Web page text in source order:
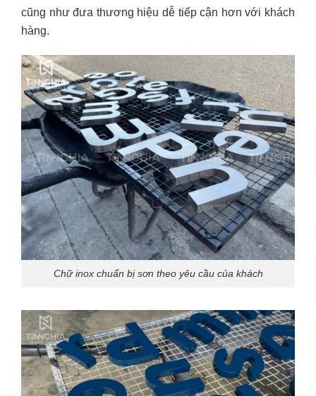
cũng như đưa thương hiệu dễ tiếp cận hơn với khách
hàng.
Chữ inox chuẩn bị sơn theo yêu cầu của khách